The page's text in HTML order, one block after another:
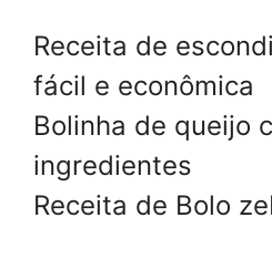
Receita de
fácil e econômica
Bolinha de queijo
ingredientes
Receita de Bolo